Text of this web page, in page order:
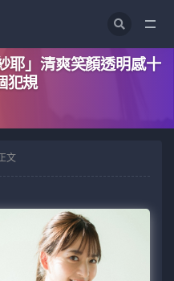
耶」清爽笑顏透明感十
犯規
文